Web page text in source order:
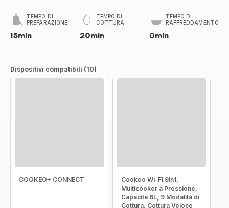
TEMPO DI
PREPARAZIONE
15min
TEMPO DI
COTTURA
20min
TEMPO DI
RAFFREDDAMENTO
0min
Dispositivi compatibili (10)
COOKEO+ CONNECT
Cookeo Wi-Fi 9in1,
Multicooker a Pressione,
Capacità 6L, 9 Modalità di
Cottura, Cottura Veloce